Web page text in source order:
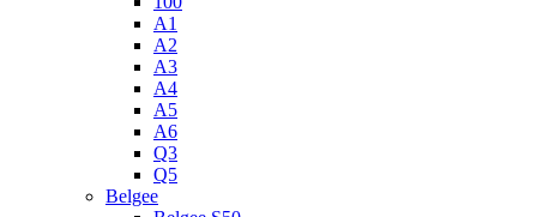
A1
A2
A3
A4
A5
A6
Q3
Q5
Belgee